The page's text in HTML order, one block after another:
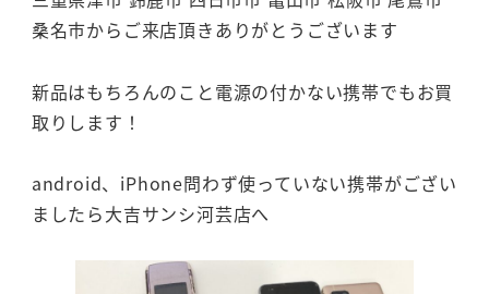
桑名市からご来店頂きありがとうございます
新品はもちろんのこと電源の付かない携帯でもお買
取りします！
android、iPhone問わず使っていない携帯がござい
ましたら大吉サンシ河芸店へ